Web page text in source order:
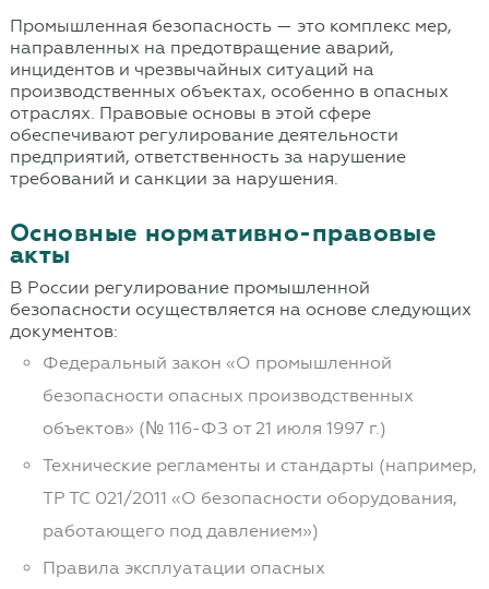
Промышленная безопасность — это комплекс мер,
направленных на предотвращение аварий,
инцидентов и чрезвычайных ситуаций на
производственных объектах, особенно в опасных
отраслях. Правовые основы в этой сфере
обеспечивают регулирование деятельности
предприятий, ответственность за нарушение
требований и санкции за нарушения.
Основные нормативно-правовые
акты
В России регулирование промышленной
безопасности осуществляется на основе следующих
документов:
Федеральный закон «О промышленной
безопасности опасных производственных
объектов» (№ 116-ФЗ от 21 июля 1997 г.)
Технические регламенты и стандарты (например,
ТР ТС 021/2011 «О безопасности оборудования,
работающего под давлением»)
Правила эксплуатации опасных